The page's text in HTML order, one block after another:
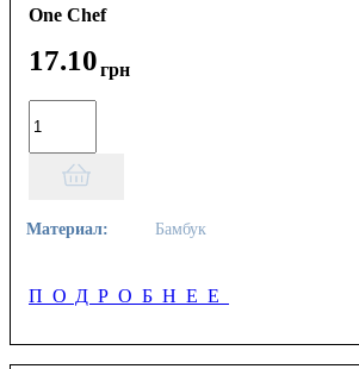
One Chef
17.10грн
Материал: Бамбук
ПОДРОБНЕЕ